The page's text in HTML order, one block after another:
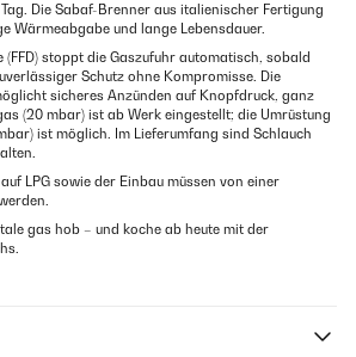
Die Sabaf-Brenner aus italienischer Fertigung
Wärmeabgabe und lange Lebensdauer.
(FFD) stoppt die Gaszufuhr automatisch, sobald
Schutz ohne Kompromisse. Die
sicheres Anzünden auf Knopfdruck, ganz
(20 mbar) ist ab Werk eingestellt; die Umrüstung
ist möglich. Im Lieferumfang sind Schlauch
LPG sowie der Einbau müssen von einer
gas hob – und koche ab heute mit der